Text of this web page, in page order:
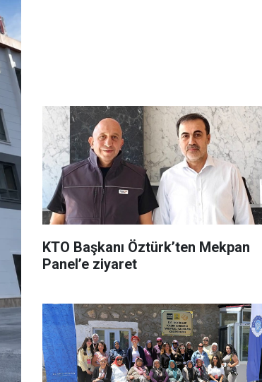
KTO Başkanı Öztürk’ten Mekpan
Panel’e ziyaret